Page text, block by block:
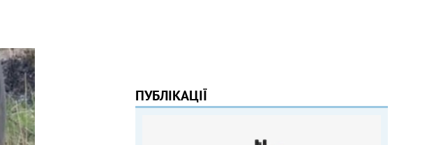
ПУБЛІКАЦІЇ